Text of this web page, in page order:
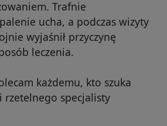
Trafnie
ucha, a podczas wizyty
wyjaśnił przyczynę
leczenia.
każdemu, kto szuka
specjalisty